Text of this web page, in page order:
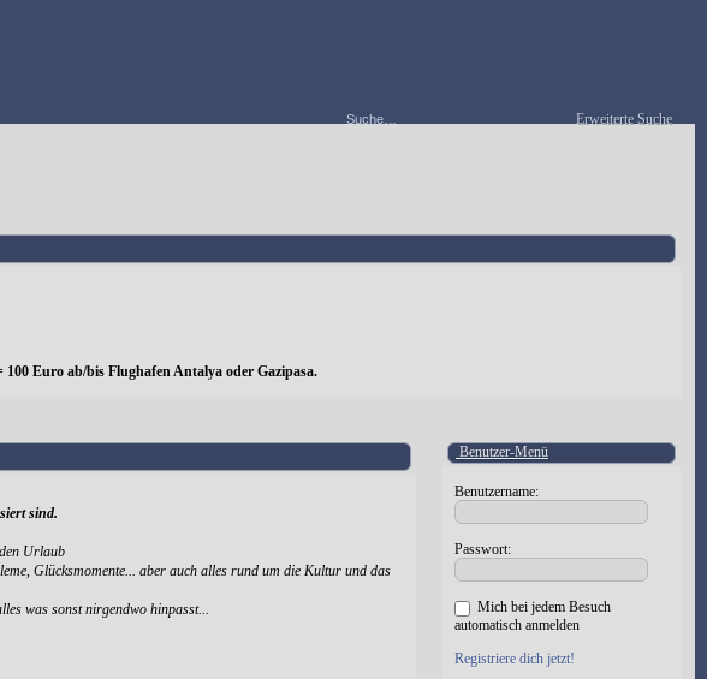
Erweiterte Suche
Euro ab/bis Flughafen Antalya oder Gazipasa.
sind.
Urlaub
Glücksmomente... aber auch alles rund um die Kultur und das
was sonst nirgendwo hinpasst...
Benutzer-Menü
Benutzername:
Passwort:
Mich bei jedem Besuch
automatisch anmelden
Registriere dich jetzt!